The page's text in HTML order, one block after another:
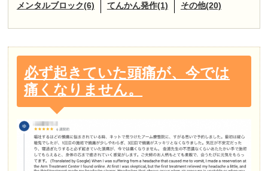
メンタルブロック(6) てんかん発作(1) その他(20)
必ず起きていた頭痛が、今では
痛くなりません。